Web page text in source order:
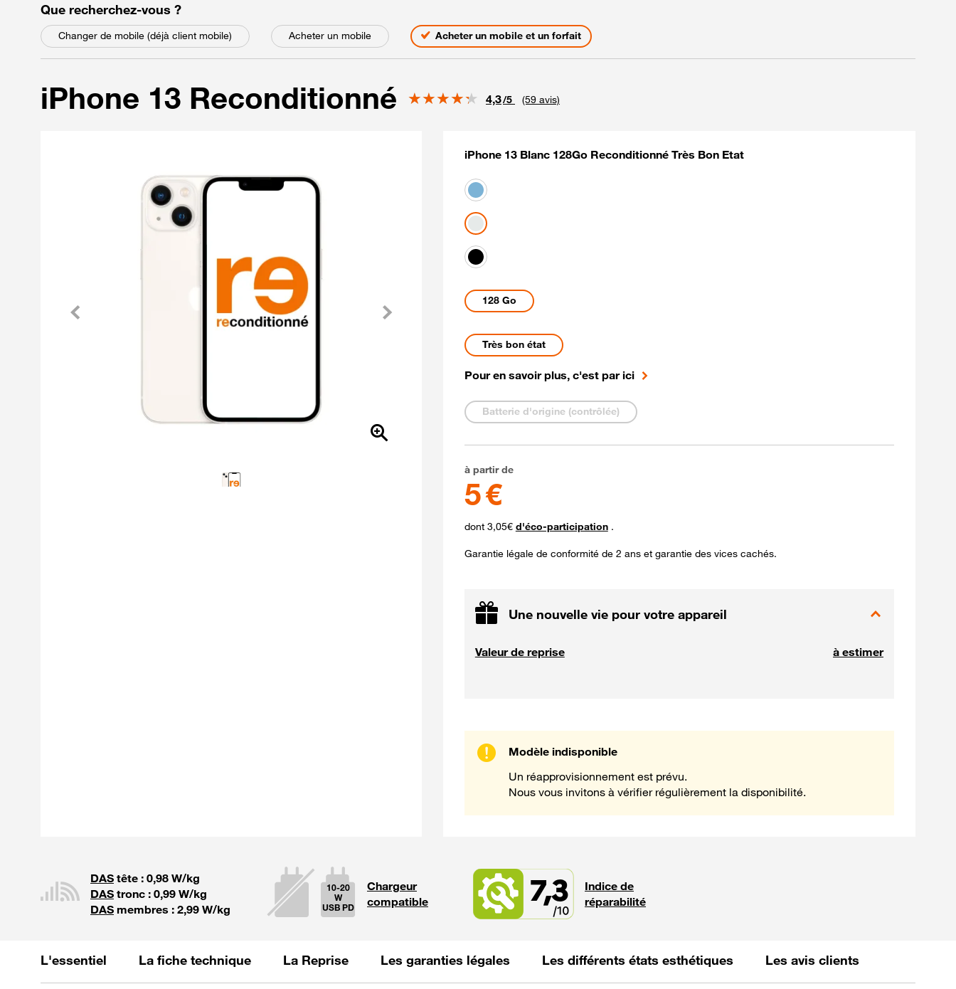
Que recherchez-vous parmi les choix suivants
?
Changer de mobile (déjà client mobile) Acheter un mobile Acheter un mobile et un forfait
iPhone 13 Reconditionné Note
4,3/5 (59 avis)
Précédent
iPhone 13 Blanc 128Go Reconditionné Très Bon Etat
Coloris disponibles
bleu
Blanc
noir
Capacités disponibles
128 Go
Etat du mobile Reconditionné
Très bon état
Pour en savoir plus, c'est par ici
Etat de la batterie
Batterie d'origine (contrôlée)
5 euros
à partir de
5 €
dont 3,05€ d'éco-participation .
Garantie légale de conformité de 2 ans et garantie des vices cachés.
Une nouvelle vie pour votre appareil
Valeur de reprise à estimer
Modèle indisponible
Un réapprovisionnement est prévu.
Nous vous invitons à vérifier régulièrement la disponibilité.
DAS tête : 0,98 W/kg
DAS tronc : 0,99 W/kg
DAS membres : 2,99 W/kg
La puissance fournie
10-20
W
USB PD
Chargeur
compatible
7,3
Indice de
réparabilité
L'essentiel La fiche technique La Reprise Les garanties légales Les différents états esthétiques Les avis clients